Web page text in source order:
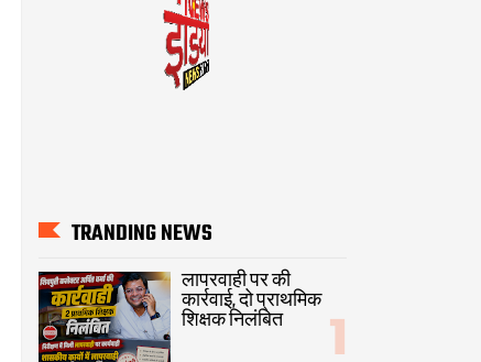
TRANDING NEWS
लापरवाही पर की
कार्रवाई, दो प्राथमिक
शिक्षक निलंबित